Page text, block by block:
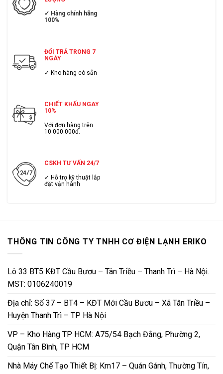
✓ Hàng chính hãng
100%
ĐỔI TRẢ TRONG 7
NGÀY
✓ Kho hàng có sẳn
CHIẾT KHẤU NGAY
10%
Với đơn hàng trên
10.000.000đ.
CSKH TƯ VẤN 24/7
✓ Hỗ trợ kỹ thuật lắp
đặt vận hành
THÔNG TIN CÔNG TY TNHH CƠ ĐIỆN LẠNH ERIKO
Lô 33 BT5 KĐT Cầu Bươu – Tân Triều – Thanh Trì – Hà Nội.
MST: 0106240019
Địa chỉ: Số 37 – BT4 – KĐT Mới Cầu Bươu – Xã Tân Triều –
Huyện Thanh Trì – TP Hà Nội
VP – Kho Hàng TP HCM: A75/54 Bạch Đằng, Phường 2,
Quận Tân Bình, TP HCM
Nhà Máy Chế Tạo Thiết Bị: Km17 – Quán Gánh, Thường Tín,